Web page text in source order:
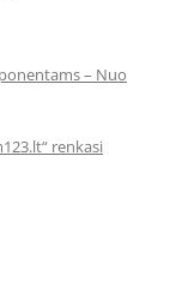
– Nuo
renkasi